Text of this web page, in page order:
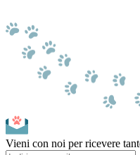
Vieni con noi per ricevere